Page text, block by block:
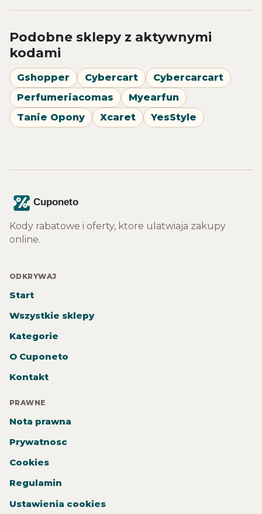
Podobne sklepy z aktywnymi
kodami
Gshopper Cybercart
Cybercarcart
Perfumeriacomas
Myearfun
Tanie Opony
Xcaret YesStyle
Kody rabatowe i oferty, ktore ulatwiaja zakupy
online.
ODKRYWAJ
Start
Wszystkie sklepy
Kategorie
O Cuponeto
Kontakt
PRAWNE
Nota prawna
Prywatnosc
Cookies
Regulamin
Ustawienia cookies